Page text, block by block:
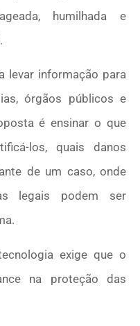
humilhada e
levar informação para
órgãos públicos e
é ensinar o que
los, quais danos
de um caso, onde
legais podem ser
exige que o
na proteção das